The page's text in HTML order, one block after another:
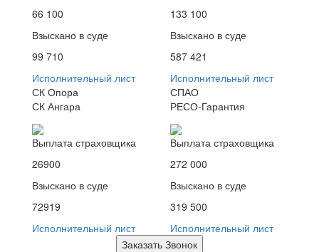
66 100
Взыскано в суде
99 710
Исполнительный лист
133 100
Взыскано в суде
587 421
Исполнительный лист
СК Опора
СК Ангара
Выплата страховщика
26900
Взыскано в суде
72919
Исполнительный лист
СПАО
РЕСО-Гарантия
Выплата страховщика
272 000
Взыскано в суде
319 500
Исполнительный лист
Заказать Звонок